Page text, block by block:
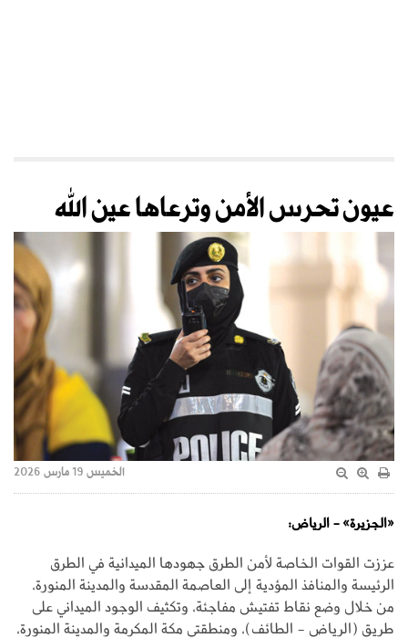
عيون تحرس الأمن وترعاها عين الله
الخميس 19 مارس 2026
«الجزيرة» - الرياض:
عززت القوات الخاصة لأمن الطرق جهودها الميدانية في الطرق
الرئيسة والمنافذ المؤدية إلى العاصمة المقدسة والمدينة المنورة،
من خلال وضع نقاط تفتيش مفاجئة، وتكثيف الوجود الميداني على
طريق (الرياض - الطائف)، ومنطقتي مكة المكرمة والمدينة المنورة،